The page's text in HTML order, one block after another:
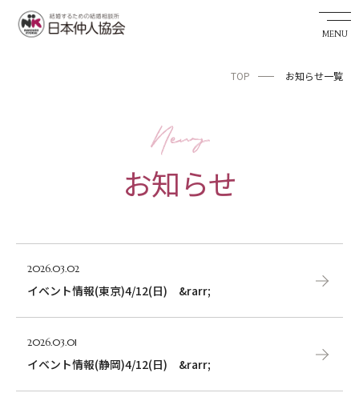
私たちの実績
成婚までの流れ
婚活アドバイザーを探す
TOP お知らせ一覧
お知らせ
2026.03.02
イベント情報(東京)4/12(日) &rarr;
2026.03.01
イベント情報(静岡)4/12(日) &rarr;